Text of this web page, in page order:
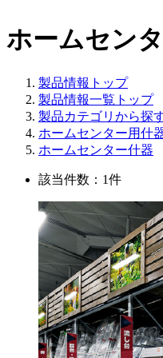
ホームセン
製品情報トップ
製品情報一覧トップ
製品カテゴリから探
ホームセンター用什
ホームセンター什器
該当件数：1件